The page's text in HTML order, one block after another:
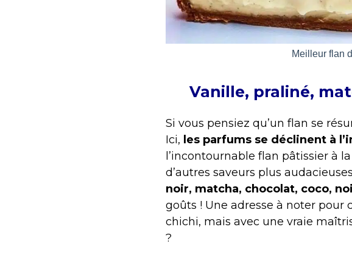
Meilleur flan
Vanille, praliné,
Si vous pensiez qu’un flan se
Ici, les parfums se déclinent à
l’incontournable flan pâtissier à
d’autres saveurs plus
noir, matcha, chocolat, coco,
goûts ! Une adresse à noter pour
chichi, mais avec une vraie
?